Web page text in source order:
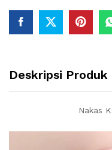
Deskripsi Produk
Nakas